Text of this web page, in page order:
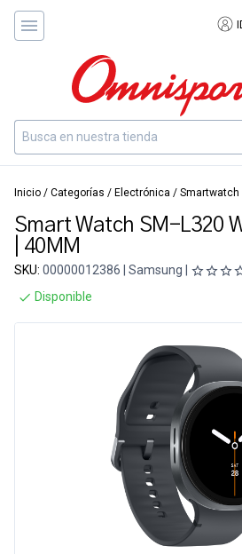
Inicio / Categorías / Electrónica / Smartwatch
Smart Watch SM-L320
| 40MM
SKU: 00000012386 | Samsung |
Disponible